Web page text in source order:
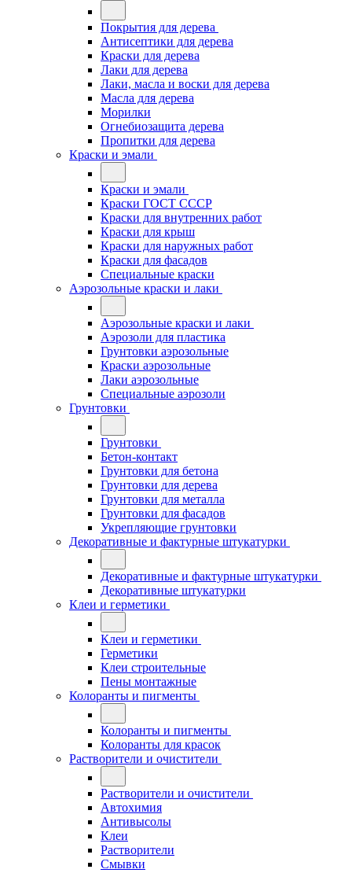
Покрытия для дерева
Антисептики для дерева
Краски для дерева
Лаки для дерева
Лаки, масла и воски для дерева
Масла для дерева
Морилки
Огнебиозащита дерева
Пропитки для дерева
Краски и эмали
Краски и эмали
Краски ГОСТ СССР
Краски для внутренних работ
Краски для крыш
Краски для наружных работ
Краски для фасадов
Специальные краски
Аэрозольные краски и лаки
Аэрозольные краски и лаки
Аэрозоли для пластика
Грунтовки аэрозольные
Краски аэрозольные
Лаки аэрозольные
Специальные аэрозоли
Грунтовки
Грунтовки
Бетон-контакт
Грунтовки для бетона
Грунтовки для дерева
Грунтовки для металла
Грунтовки для фасадов
Укрепляющие грунтовки
Декоративные и фактурные штукатурки
Декоративные и фактурные штукатурки
Декоративные штукатурки
Клеи и герметики
Клеи и герметики
Герметики
Клеи строительные
Пены монтажные
Колоранты и пигменты
Колоранты и пигменты
Колоранты для красок
Растворители и очистители
Растворители и очистители
Автохимия
Антивысолы
Клеи
Растворители
Смывки